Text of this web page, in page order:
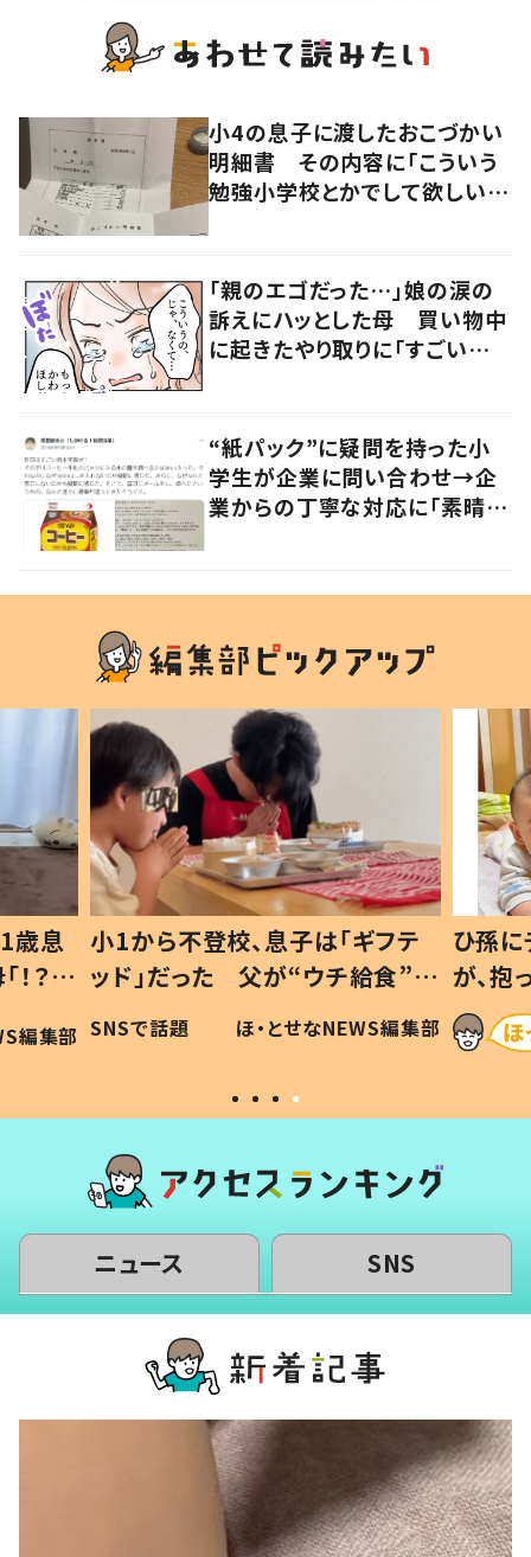
小4の息子に渡したおこづかい
明細書 その内容に「こういう
勉強小学校とかでして欲しい」
「親のエゴだった…」娘の涙の
訴えにハッとした母 買い物中
に起きたやり取りに「すごい分
“紙パック”に疑問を持った小
学生が企業に問い合わせ→企
業からの丁寧な対応に「素晴ら
歳息
？」
編集部
小1から不登校、息子は「ギフテ
ッド」だった 父が“ウチ給食”を
作り続ける理由とは #令和の親
#令和の子
SNSで話題 ほ・とせなNEWS編集部
ひ孫
が、
「涙が
い」
ニュース SNS